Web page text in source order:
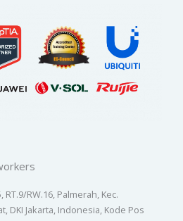
RT.9/RW.16, Palmerah, Kec.
DKI Jakarta, Indonesia, Kode Pos